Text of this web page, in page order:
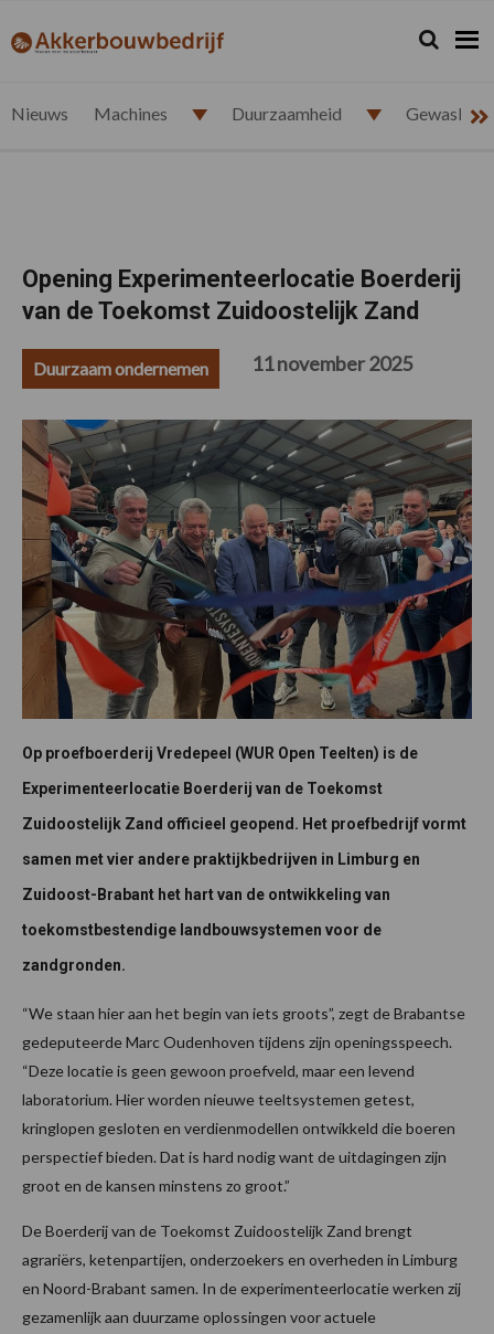
de
de
de
de
akkerbouwbedrijf.nl Zoeken...
Zoek
Nieuws Machines Duurzaamheid
Opening Experimenteerlocatie Boerderij
van de Toekomst Zuidoostelijk Zand
Duurzaam ondernemen 11 november 2025
Op proefboerderij Vredepeel (WUR Open Teelten) is de
Experimenteerlocatie Boerderij van de Toekomst
Zuidoostelijk Zand officieel geopend. Het proefbedrijf vormt
samen met vier andere praktijkbedrijven in Limburg en
Zuidoost-Brabant het hart van de ontwikkeling van
toekomstbestendige landbouwsystemen voor de
zandgronden.
“We staan hier aan het begin van iets groots”, zegt de Brabantse
gedeputeerde Marc Oudenhoven tijdens zijn openingsspeech.
“Deze locatie is geen gewoon proefveld, maar een levend
laboratorium. Hier worden nieuwe teeltsystemen getest,
kringlopen gesloten en verdienmodellen ontwikkeld die boeren
perspectief bieden. Dat is hard nodig want de uitdagingen zijn
groot en de kansen minstens zo groot.”
De Boerderij van de Toekomst Zuidoostelijk Zand brengt
agrariërs, ketenpartijen, onderzoekers en overheden in Limburg
en Noord-Brabant samen. In de experimenteerlocatie werken zij
gezamenlijk aan duurzame oplossingen voor actuele